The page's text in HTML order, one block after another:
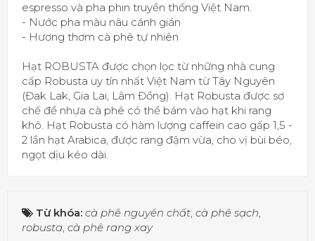
espresso và pha phin truyền thống Việt Nam.
- Nước pha màu nâu cánh gián
- Hương thơm cà phê tự nhiên
Hạt ROBUSTA được chọn lọc từ những nhà cung
cấp Robusta uy tín nhất Việt Nam từ Tây Nguyên
(Đak Lak, Gia Lai, Lâm Đồng). Hạt Robusta được sơ
chế để nhựa cà phê có thể bám vào hạt khi rang
khô. Hạt Robusta có hàm lượng caffein cao gấp 1,5 -
2 lần hạt Arabica, được rang đậm vừa, cho vị bùi béo,
ngọt dịu kéo dài.
Từ khóa: cà phê nguyên chất, cà phê sạch,
robusta, cà phê rang xay